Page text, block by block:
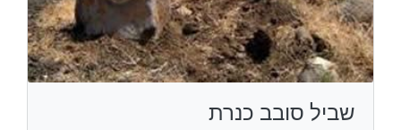
שביל סובב כנרת